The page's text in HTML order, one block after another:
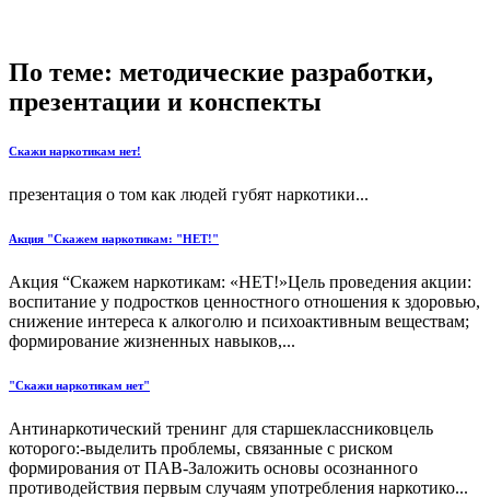
По теме: методические разработки,
презентации и конспекты
Скажи наркотикам нет!
презентация о том как людей губят наркотики...
Акция "Скажем наркотикам: "НЕТ!"
Акция “Скажем наркотикам: «НЕТ!»Цель проведения акции:
воспитание у подростков ценностного отношения к здоровью,
снижение интереса к алкоголю и психоактивным веществам;
формирование жизненных навыков,...
"Скажи наркотикам нет"
Антинаркотический тренинг для старшеклассниковцель
которого:-выделить проблемы, связанные с риском
формирования от ПАВ-Заложить основы осознанного
противодействия первым случаям употребления наркотико...